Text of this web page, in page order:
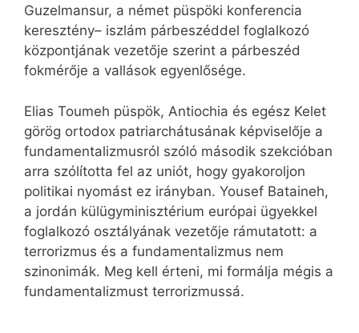
Guzelmansur, a német püspöki konferencia
keresztény– iszlám párbeszéddel foglalkozó
központjának vezetője szerint a párbeszéd
fokmérője a vallások egyenlősége.
Elias Toumeh püspök, Antiochia és egész Kelet
görög ortodox patriarchátusának képviselője a
fundamentalizmusról szóló második szekcióban
arra szólította fel az uniót, hogy gyakoroljon
politikai nyomást ez irányban. Yousef Bataineh,
a jordán külügyminisztérium európai ügyekkel
foglalkozó osztályának vezetője rámutatott: a
terrorizmus és a fundamentalizmus nem
szinonimák. Meg kell érteni, mi formálja mégis a
fundamentalizmust terrorizmussá.